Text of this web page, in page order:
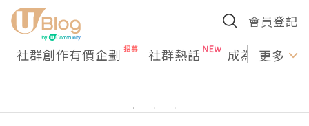
會員登記
社群創作有價企劃 社群熱話 成為U更多